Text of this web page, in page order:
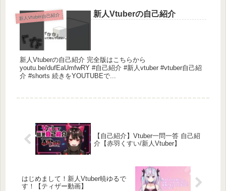
新人Vtuber自己紹介 新人Vtuberの自己紹介
新人Vtuberの自己紹介 完全版はこちらから
youtu.be/dufEaUmfwRY #自己紹介 #新人vtuber #vtuber自己紹
介 #shorts 続きをYOUTUBEで...
【自己紹介】Vtuber一問一答 自己紹
介【赤羽くすい/新人Vtuber】
はじめまして！新人Vtuber暁ゆるで
す！【ティザー動画】